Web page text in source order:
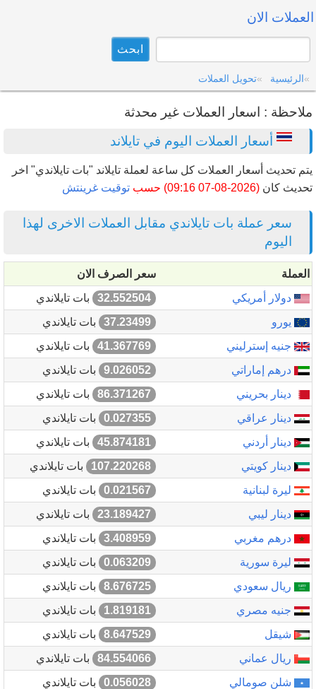
العملات الان
الرئيسية تحويل العملات
ملاحظة : اسعار العملات غير محدثة
أسعار العملات اليوم في تايلاند
يتم تحديث أسعار العملات كل ساعة لعملة تايلاند "بات تايلاندي" اخر
تحديث كان (2026-08-07 09:16) حسب توقيت غرينتش
سعر عملة بات تايلاندي مقابل العملات الاخرى لهذا
اليوم
العملة
سعر الصرف الان
دولار أمريكي
32.552504
بات تايلاندي
يورو
37.23499
بات تايلاندي
جنيه إسترليني
41.367769
بات تايلاندي
درهم إماراتي
9.026052
بات تايلاندي
دينار بحريني
86.371267
بات تايلاندي
دينار عراقي
0.027355
بات تايلاندي
دينار أردني
45.874181
بات تايلاندي
دينار كويتي
107.220268
بات تايلاندي
ليرة لبنانية
0.021567
بات تايلاندي
دينار ليبي
23.189427
بات تايلاندي
درهم مغربي
3.408959
بات تايلاندي
ليرة سورية
0.063209
بات تايلاندي
ريال سعودي
8.676725
بات تايلاندي
جنيه مصري
1.819181
بات تايلاندي
شيقل
8.647529
بات تايلاندي
ريال عماني
84.554066
بات تايلاندي
شلن صومالي
0.056028
بات تايلاندي